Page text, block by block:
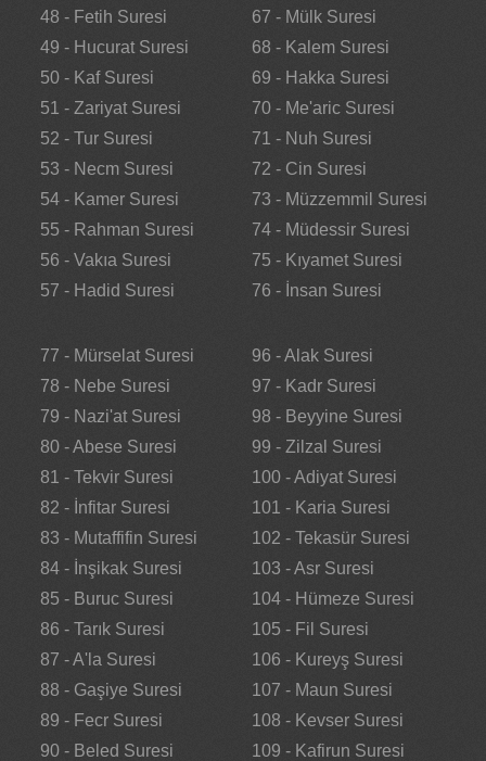
48 - Fetih Suresi
49 - Hucurat Suresi
50 - Kaf Suresi
51 - Zariyat Suresi
52 - Tur Suresi
53 - Necm Suresi
54 - Kamer Suresi
55 - Rahman Suresi
56 - Vakıa Suresi
57 - Hadid Suresi
67 - Mülk Suresi
68 - Kalem Suresi
69 - Hakka Suresi
70 - Me'aric Suresi
71 - Nuh Suresi
72 - Cin Suresi
73 - Müzzemmil Suresi
74 - Müdessir Suresi
75 - Kıyamet Suresi
76 - İnsan Suresi
77 - Mürselat Suresi
78 - Nebe Suresi
79 - Nazi'at Suresi
80 - Abese Suresi
81 - Tekvir Suresi
82 - İnfitar Suresi
83 - Mutaffifin Suresi
84 - İnşikak Suresi
85 - Buruc Suresi
86 - Tarık Suresi
87 - A'la Suresi
88 - Gaşiye Suresi
89 - Fecr Suresi
90 - Beled Suresi
96 - Alak Suresi
97 - Kadr Suresi
98 - Beyyine Suresi
99 - Zilzal Suresi
100 - Adiyat Suresi
101 - Karia Suresi
102 - Tekasür Suresi
103 - Asr Suresi
104 - Hümeze Suresi
105 - Fil Suresi
106 - Kureyş Suresi
107 - Maun Suresi
108 - Kevser Suresi
109 - Kafirun Suresi